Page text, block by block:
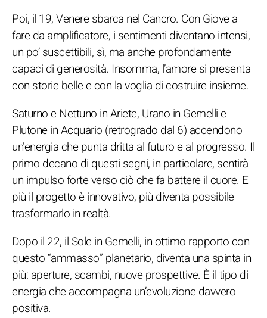
Poi, il 19, Venere sbarca nel Cancro. Con Giove a
fare da amplificatore, i sentimenti diventano intensi,
un po’ suscettibili, sì, ma anche profondamente
capaci di generosità. Insomma, l’amore si presenta
con storie belle e con la voglia di costruire insieme.
Saturno e Nettuno in Ariete, Urano in Gemelli e
Plutone in Acquario (retrogrado dal 6) accendono
un’energia che punta dritta al futuro e al progresso. Il
primo decano di questi segni, in particolare, sentirà
un impulso forte verso ciò che fa battere il cuore. E
più il progetto è innovativo, più diventa possibile
trasformarlo in realtà.
Dopo il 22, il Sole in Gemelli, in ottimo rapporto con
questo “ammasso” planetario, diventa una spinta in
più: aperture, scambi, nuove prospettive. È il tipo di
energia che accompagna un’evoluzione davvero
positiva.